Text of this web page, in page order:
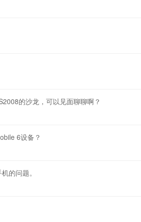
的沙龙，可以见面聊聊啊？
6设备？
的问题。